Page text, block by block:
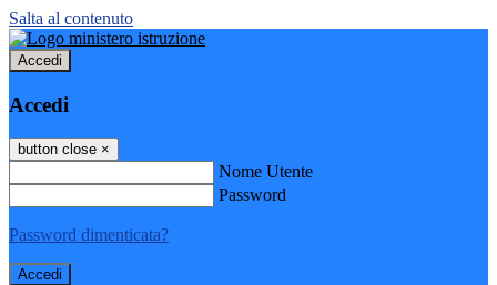
Salta al contenuto
Accedi
Accedi
button close ×
Nome Utente
Password
Password dimenticata?